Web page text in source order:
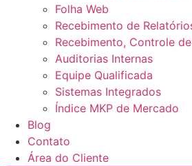
Folha Web
Recebimento de
Recebimento, Controle
Auditorias Internas
Equipe Qualificada
Sistemas Integrados
Índice MKP de Mercado
Blog
Contato
Área do Cliente